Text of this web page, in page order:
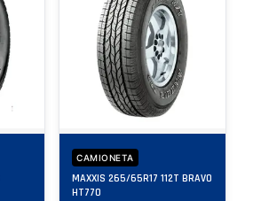
CAMIONETA
MAXXIS 265/65R17 112T BRAVO
HT770